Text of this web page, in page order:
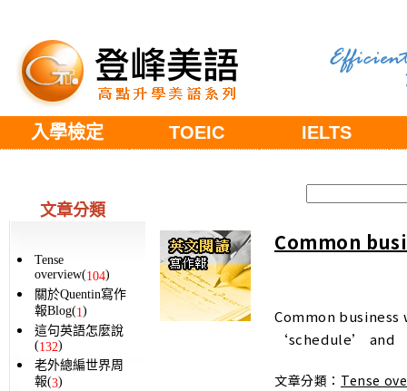
入學檢定 TOEIC IELTS
文章分類
Tense
overview(104)
關於Quentin寫作
報Blog(1)
這句英語怎麼說
(132)
老外總編世界周
報(3)
Common
Common
‘schedule’ and
文章分類： Tense